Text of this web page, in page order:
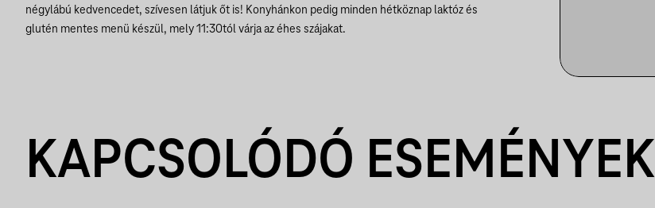
négylábú kedvencedet, szívesen látjuk őt is! Konyhánkon pedig minden hétköznap laktóz és
glutén mentes menü készül, mely 11:30tól várja az éhes szájakat.
KAPCSOLÓDÓ ESEMÉNYEK